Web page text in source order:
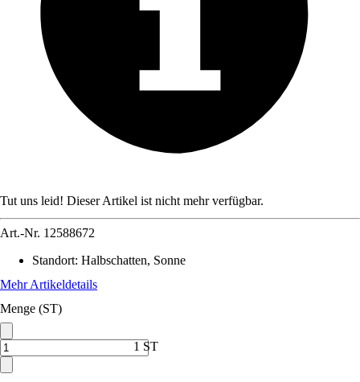
Tut uns leid! Dieser Artikel ist nicht mehr verfügbar.
Art.-Nr. 12588672
Standort: Halbschatten, Sonne
Mehr Artikeldetails
Menge (ST)
1 ST